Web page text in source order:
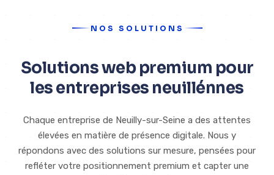
NOS SOLUTIONS
Solutions web premium pour
les entreprises neuillénnes
Chaque entreprise de Neuilly-sur-Seine a des attentes
élevées en matière de présence digitale. Nous y
répondons avec des solutions sur mesure, pensées pour
refléter votre positionnement premium et capter une